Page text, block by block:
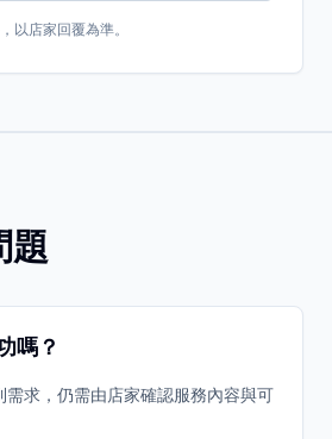
以店家回覆為準。
題
嗎？
求，仍需由店家確認服務內容與可